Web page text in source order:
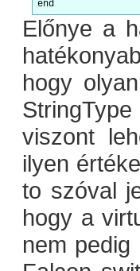
Előnye a
hogy
viszont
ilyen
to szóval
hogy a
nem